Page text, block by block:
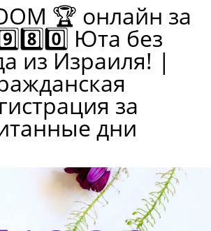
🏆 онлайн за
Юта без
из Израиля! |
за
дни